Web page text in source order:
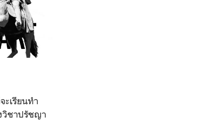
ะเรียนทำ
วิชาปรัชญา